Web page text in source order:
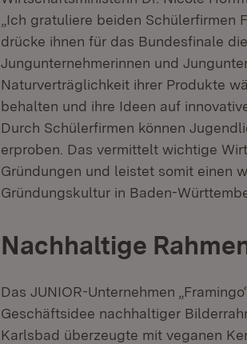
„Ich gratuliere beiden
drücke ihnen für das Bundesfinale
Jungunternehmerinnen und
Naturverträglichkeit ihrer Produkte
behalten und ihre Ideen auf
Durch Schülerfirmen können
erproben. Das vermittelt wichtige
Gründungen und leistet somit einen
Gründungskultur in Baden-
Nachhaltige
Das JUNIOR-Unternehmen
Geschäftsidee nachhaltiger
Karlsbad überzeugte mit veganen